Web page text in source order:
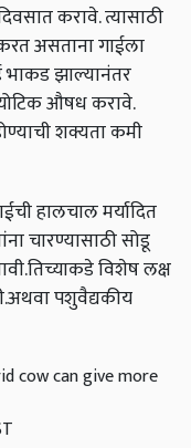
करावे.त्यासाठी
असताना गाईला
भाकड झाल्यानंतर
औषध करावे.
शक्यता कमी
हालचाल मर्यादित
चारण्यासाठी सोडू
.तिच्याकडे विशेष लक्ष
.अथवा पशुवैद्यकीय
cow can give more